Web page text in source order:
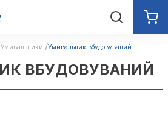
Умивальники Умивальник вбудовуваний
ВБУДОВУВАНИЙ